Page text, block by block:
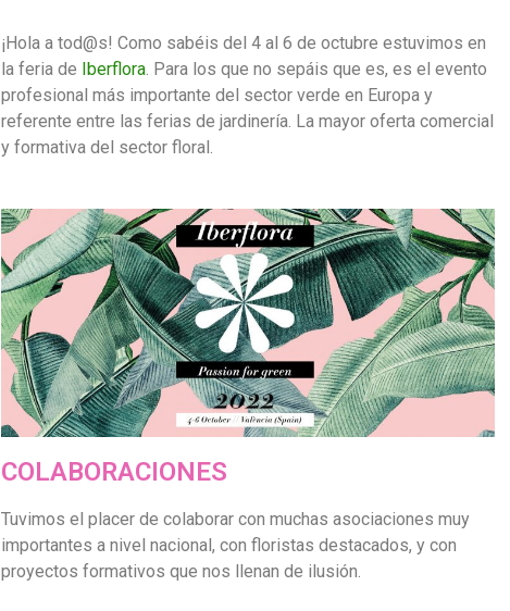
¡Hola a tod@s! Como sabéis del 4 al 6 de octubre estuvimos en
la feria de Iberflora. Para los que no sepáis que es, es el evento
profesional más importante del sector verde en Europa y
referente entre las ferias de jardinería. La mayor oferta comercial
y formativa del sector floral.
COLABORACIONES
Tuvimos el placer de colaborar con muchas asociaciones muy
importantes a nivel nacional, con floristas destacados, y con
proyectos formativos que nos llenan de ilusión.